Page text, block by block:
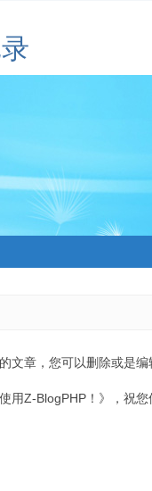
文章，您可以删除或是编
用Z-BlogPHP！》，祝